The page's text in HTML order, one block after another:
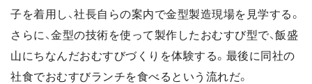
子を着用し、社長自らの案内で金型製造現場を見学する。
さらに、金型の技術を使って製作したおむすび型で、飯盛
山にちなんだおむすびづくりを体験する。最後に同社の
社食でおむすびランチを食べるという流れだ。